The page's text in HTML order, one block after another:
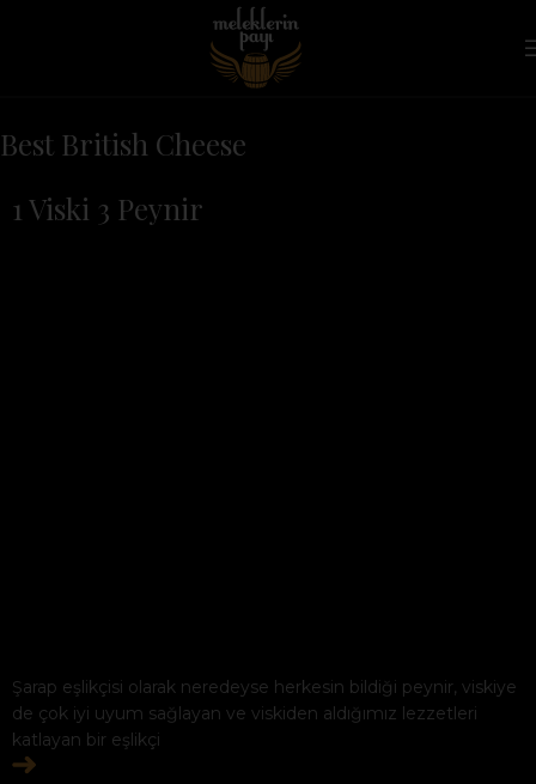
Best British Cheese
1 Viski 3 Peynir
Şarap eşlikçisi olarak neredeyse herkesin bildiği peynir, viskiye
de çok iyi uyum sağlayan ve viskiden aldığımız lezzetleri
katlayan bir eşlikçi